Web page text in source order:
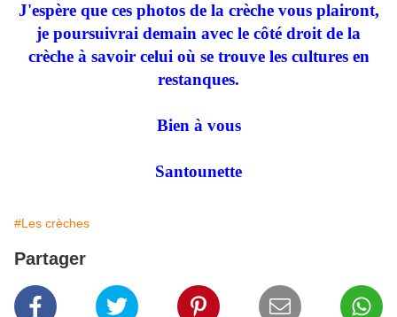
J'espère que ces photos de la crèche vous plairont,
je poursuivrai demain avec le côté droit de la
crèche à savoir celui où se trouve les cultures en
restanques.
Bien à vous
Santounette
#Les crèches
Partager